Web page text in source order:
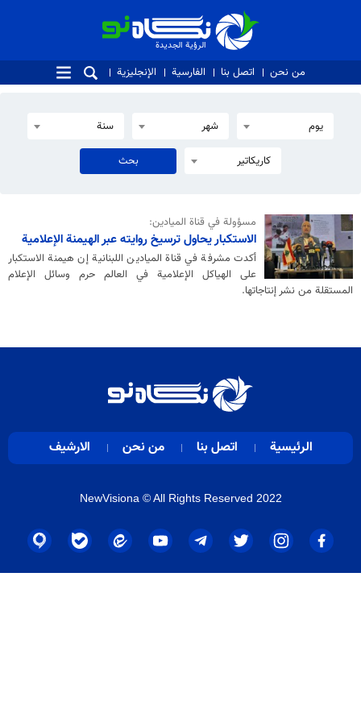
الرؤية الجديدة
الرؤية الجديدة
من نحن اتصل بنا الفارسية الإنجليزية
يوم شهر سنة
كاريكاتير
مسؤولة في قناة الميادين:
الاستكبار يحاول ترسيخ روايته عبر الهيمنة الإعلامية
أكدت مشرفة في قناة الميادين اللبنانية إن هيمنة الاستكبار
على الهياكل الإعلامية في العالم حرم وسائل الإعلام
المستقلة من نشر إنتاجاتها.
الرئيسية اتصل بنا من نحن الارشيف
NewVisiona © All Rights Reserved 2022